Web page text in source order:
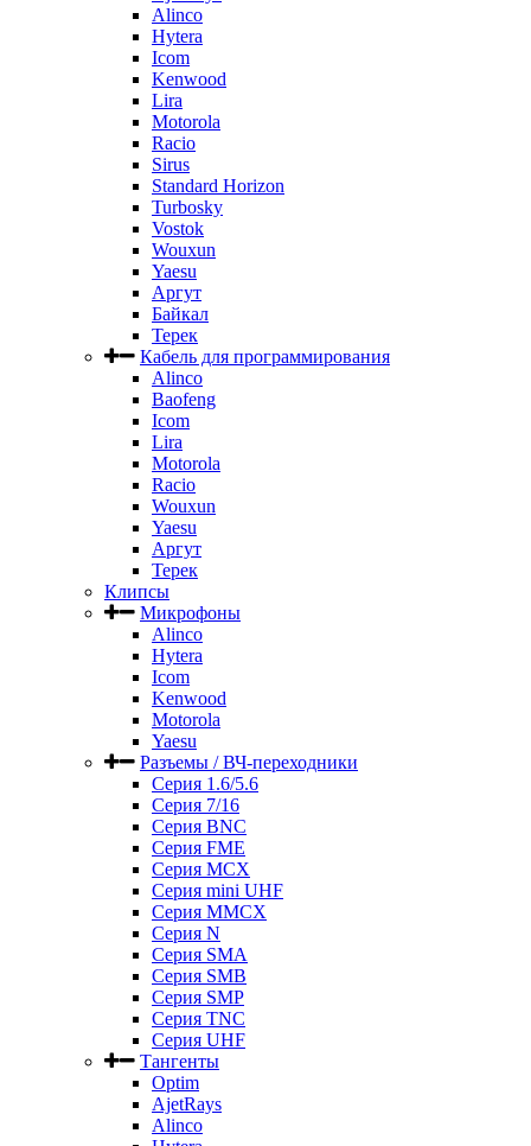
Alinco
Hytera
Icom
Kenwood
Lira
Motorola
Racio
Sirus
Standard Horizon
Turbosky
Vostok
Wouxun
Yaesu
Аргут
Байкал
Терек
Кабель для программирования
Alinco
Baofeng
Icom
Lira
Motorola
Racio
Wouxun
Yaesu
Аргут
Терек
Клипсы
Микрофоны
Alinco
Hytera
Icom
Kenwood
Motorola
Yaesu
Разъемы / ВЧ-переходники
Серия 1.6/5.6
Серия 7/16
Серия BNC
Серия FME
Серия MCX
Серия mini UHF
Серия MMCX
Серия N
Серия SMA
Серия SMB
Серия SMP
Серия TNC
Серия UHF
Тангенты
Optim
AjetRays
Alinco